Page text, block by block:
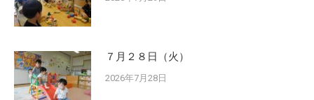
７月２８日（火）
2026年7月28日